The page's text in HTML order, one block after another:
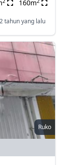
160m
2 tahun yang lalu
Ruko